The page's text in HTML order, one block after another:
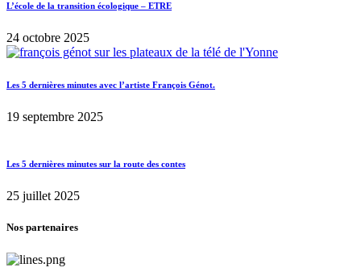
L’école de la transition écologique – ETRE
24 octobre 2025
Les 5 dernières minutes avec l’artiste François Génot.
19 septembre 2025
Les 5 dernières minutes sur la route des contes
25 juillet 2025
Nos partenaires